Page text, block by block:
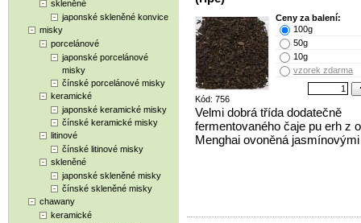
skleněné
japonské skleněné konvice
misky
porcelánové
japonské porcelánové
misky
čínské porcelánové misky
keramické
japonské keramické misky
čínské keramické misky
litinové
čínské litinové misky
skleněné
japonské skleněné misky
čínské skleněné misky
chawany
keramické
Kód: 756
Ceny za balení:
100g
50g
10g
vzorek zdarma
Velmi dobrá třída dodatečně
fermentovaného čaje pu erh z
Menghai ovoněná